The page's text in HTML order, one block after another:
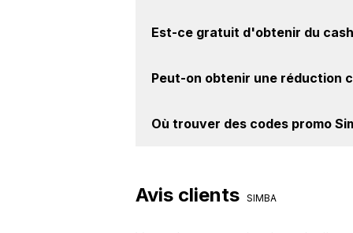
cashback, réalisez votre achat, et
Est-ce gratuit d'obtenir du
Simba. Oui, c'est donc gratuit
Peut-on obtenir une réduction
site web de Simba. Ce montant ne
Où trouver des codes promo
Avis clients SIMBA